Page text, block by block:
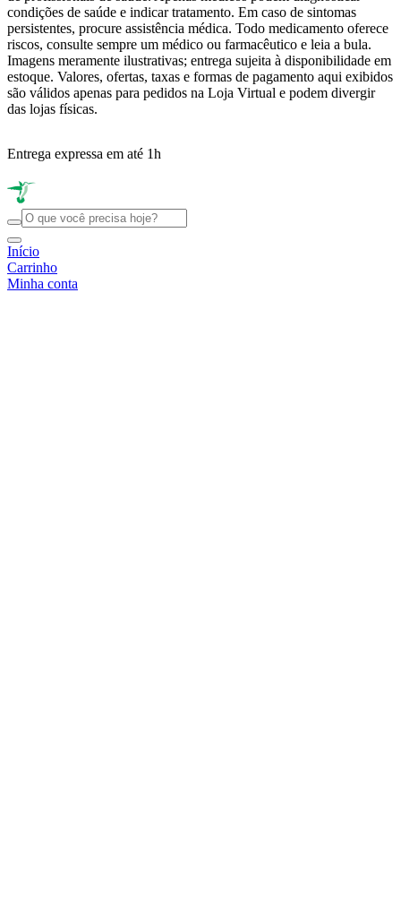
condições de saúde e indicar tratamento. Em caso de sintomas
persistentes, procure assistência médica. Todo medicamento oferece
riscos, consulte sempre um médico ou farmacêutico e leia a bula.
Imagens meramente ilustrativas; entrega sujeita à disponibilidade em
estoque. Valores, ofertas, taxas e formas de pagamento aqui exibidos
são válidos apenas para pedidos na Loja Virtual e podem divergir
das lojas físicas.
Entrega expressa em até 1h
Início
Carrinho
Minha conta